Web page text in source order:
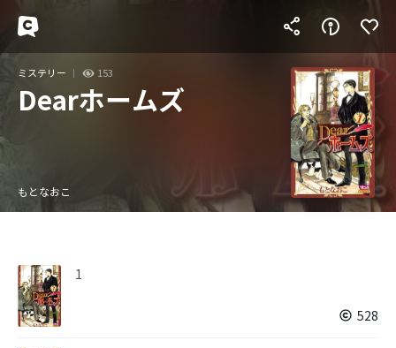
ミステリー 153
Dearホームズ
もとなおこ
1
528